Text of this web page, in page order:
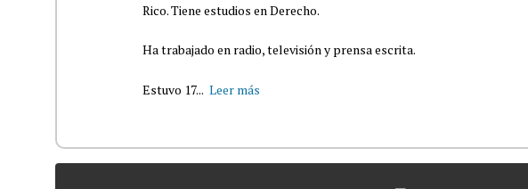
Rico. Tiene estudios en Derecho.
Ha trabajado en radio, televisión y prensa escrita.
Estuvo 17... Leer más